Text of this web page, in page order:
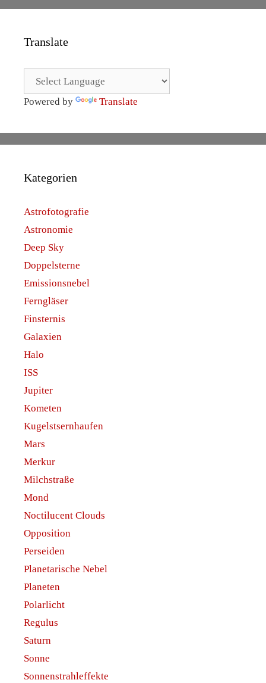
Translate
Powered by Translate
Kategorien
Astrofotografie
Astronomie
Deep Sky
Doppelsterne
Emissionsnebel
Ferngläser
Finsternis
Galaxien
Halo
ISS
Jupiter
Kometen
Kugelstsernhaufen
Mars
Merkur
Milchstraße
Mond
Noctilucent Clouds
Opposition
Perseiden
Planetarische Nebel
Planeten
Polarlicht
Regulus
Saturn
Sonne
Sonnenstrahleffekte